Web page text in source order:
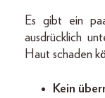
Es gibt ein
ausdrücklich
Haut schaden
Kein